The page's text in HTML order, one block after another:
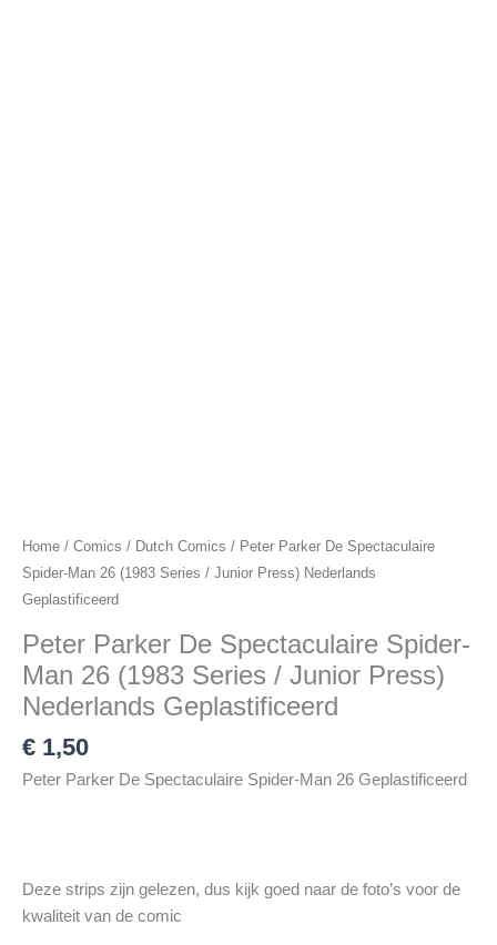
Home / Comics / Dutch Comics / Peter Parker De Spectaculaire
Spider-Man 26 (1983 Series / Junior Press) Nederlands
Geplastificeerd
Peter Parker De Spectaculaire Spider-
Man 26 (1983 Series / Junior Press)
Nederlands Geplastificeerd
€ 1,50
Peter Parker De Spectaculaire Spider-Man 26 Geplastificeerd
Deze strips zijn gelezen, dus kijk goed naar de foto’s voor de
kwaliteit van de comic